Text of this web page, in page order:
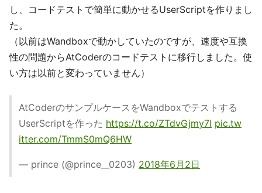
し、コードテストで簡単に動かせるUserScriptを作りまし
た。
（以前はWandboxで動かしていたのですが、速度や互換
性の問題からAtCoderのコードテストに移行しました。使
い方は以前と変わっていません）
AtCoderのサンプルケースをWandboxでテストする
UserScriptを作った https://t.co/ZTdvGjmy7I pic.tw
itter.com/TmmS0mQ6HW
— prince (@prince__0203) 2018年6月2日